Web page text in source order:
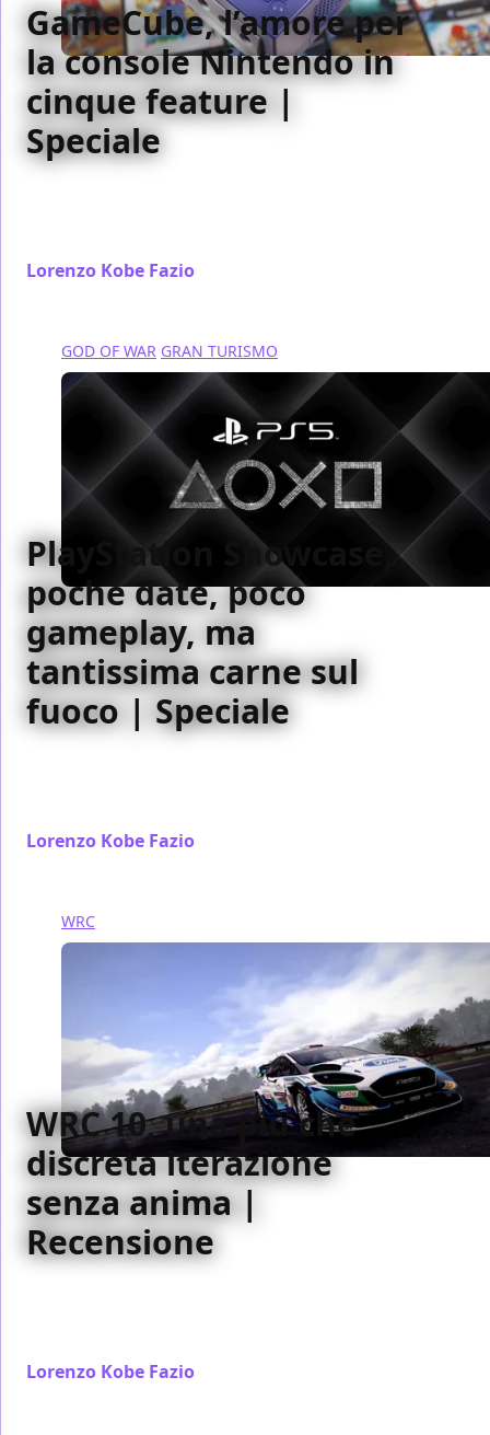
GameCube, l’amore per
la console Nintendo in
cinque feature |
Speciale
Lorenzo Kobe Fazio
GOD OF WAR GRAN TURISMO
PlayStation Showcase,
poche date, poco
gameplay, ma
tantissima carne sul
fuoco | Speciale
Lorenzo Kobe Fazio
WRC
WRC 10, una più che
discreta iterazione
senza anima |
Recensione
Lorenzo Kobe Fazio